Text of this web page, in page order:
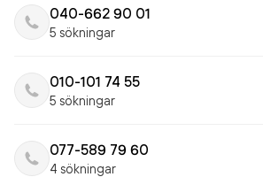
040-662 90 01
5 sökningar
010-101 74 55
5 sökningar
077-589 79 60
4 sökningar